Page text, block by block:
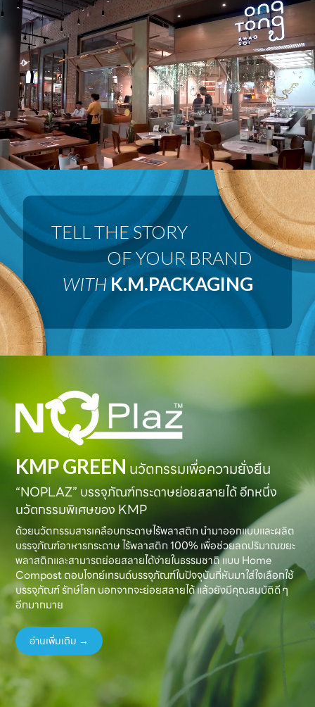
OF YOUR BRAND
WITHK.M.PACKAGING
KMP GREEN นวัตกรรมเพื่อความยั่งยืน
“NOPLAZ” บรรจุภัณฑ์กระดาษย่อยสลายได้ อีกหนึ่ง
นวัตกรรมพิเศษของ KMP
ด้วยนวัตกรรมสารเคลือบกระดาษไร้พลาสติก นำมาออกแบบและผลิต
บรรจุภัณฑ์อาหารกระดาษ ไร้พลาสติก 100% เพื่อช่วยลดปริมาณขยะ
พลาสติกและสามารถย่อยสลายได้ง่ายในธรรมชาติ แบบ Home
Compost ตอบโจทย์เทรนด์บรรจุภัณฑ์ในปัจจุบันที่หันมาใส่ใจเลือกใช้
บรรจุภัณฑ์ รักษ์โลก นอกจากจะย่อยสลายได้ แล้วยังมีคุณสมบัติดี ๆ
อีกมากมาย
อ่านเพิ่มเติม →